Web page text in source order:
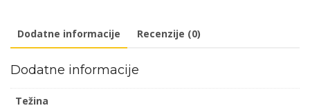
Dodatne informacije Recenzije (0)
Dodatne informacije
Težina